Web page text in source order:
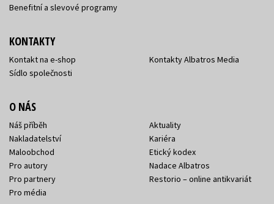
Benefitní a slevové programy
KONTAKTY
Kontakt na e-shop
Sídlo společnosti
Kontakty Albatros Media
O NÁS
Náš příběh
Nakladatelství
Maloobchod
Pro autory
Pro partnery
Pro média
Aktuality
Kariéra
Etický kodex
Nadace Albatros
Restorio – online antikvariát